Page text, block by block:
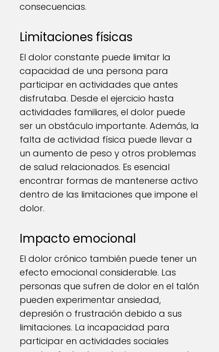
consecuencias.
Limitaciones físicas
El dolor constante puede limitar la
capacidad de una persona para
participar en actividades que antes
disfrutaba. Desde el ejercicio hasta
actividades familiares, el dolor puede
ser un obstáculo importante. Además, la
falta de actividad física puede llevar a
un aumento de peso y otros problemas
de salud relacionados. Es esencial
encontrar formas de mantenerse activo
dentro de las limitaciones que impone el
dolor.
Impacto emocional
El dolor crónico también puede tener un
efecto emocional considerable. Las
personas que sufren de dolor en el talón
pueden experimentar ansiedad,
depresión o frustración debido a sus
limitaciones. La incapacidad para
participar en actividades sociales